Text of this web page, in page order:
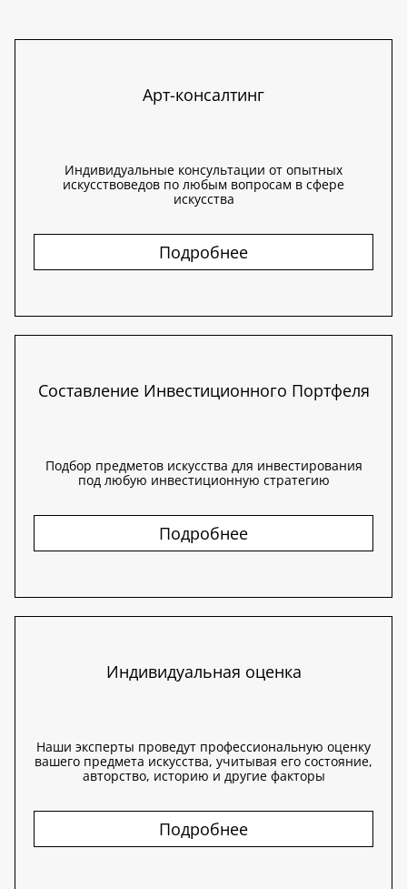
Арт-консалтинг
Индивидуальные консультации от опытных
искусствоведов по любым вопросам в сфере
искусства
Подробнее
Составление Инвестиционного Портфеля
Подбор предметов искусства для инвестирования
под любую инвестиционную стратегию
Подробнее
Индивидуальная оценка
Наши эксперты проведут профессиональную оценку
вашего предмета искусства, учитывая его состояние,
авторство, историю и другие факторы
Подробнее